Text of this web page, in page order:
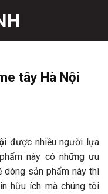
tây Hà Nội
được nhiều người lựa
này có những ưu
dòng sản phẩm này thì
hữu ích mà chúng tôi